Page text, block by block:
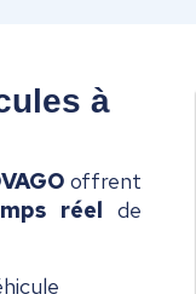
à
offrent
réel de